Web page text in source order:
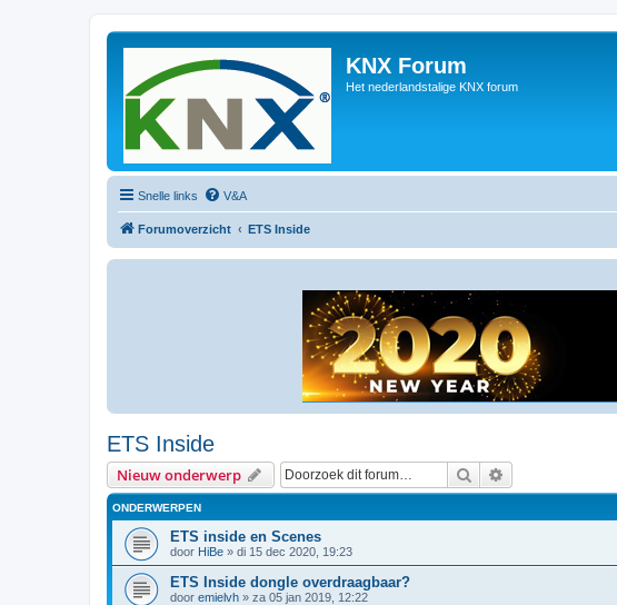
KNX Forum
Het nederlandstalige KNX forum
Snelle links V&A
Forumoverzicht ETS Inside
ETS Inside
Nieuw onderwerp Zoek
ONDERWERPEN
ETS inside en Scenes
door HiBe » di 15 dec 2020, 19:23
ETS Inside dongle overdraagbaar?
door emielvh » za 05 jan 2019, 12:22